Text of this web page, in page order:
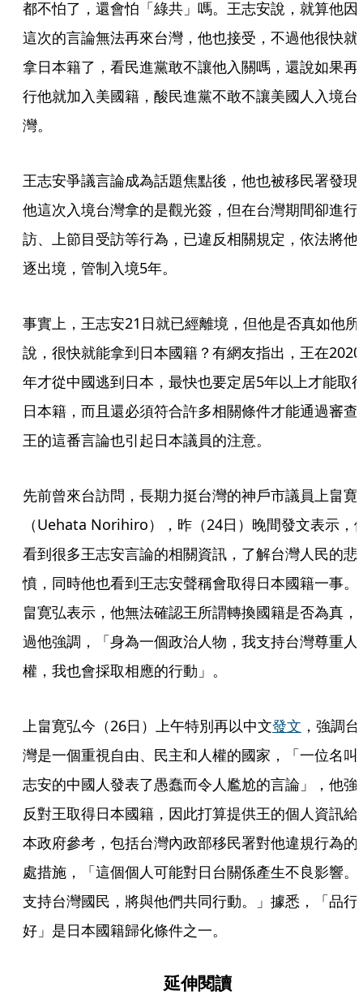
都不怕了，還會怕「綠共」嗎。王志安說，就算他因
這次的言論無法再來台灣，他也接受，不過他很快就
拿日本籍了，看民進黨敢不讓他入關嗎，還說如果再
行他就加入美國籍，酸民進黨不敢不讓美國人入境台
灣。
王志安爭議言論成為話題焦點後，他也被移民署發現
他這次入境台灣拿的是觀光簽，但在台灣期間卻進行
訪、上節目受訪等行為，已違反相關規定，依法將他
逐出境，管制入境5年。
事實上，王志安21日就已經離境，但他是否真如他所
說，很快就能拿到日本國籍？有網友指出，王在2020
年才從中國逃到日本，最快也要定居5年以上才能取
日本籍，而且還必須符合許多相關條件才能通過審查
王的這番言論也引起日本議員的注意。
先前曾來台訪問，長期力挺台灣的神戶市議員上畠寛
（Uehata Norihiro），昨（24日）晚間發文表示，
看到很多王志安言論的相關資訊，了解台灣人民的悲
憤，同時他也看到王志安聲稱會取得日本國籍一事。
畠寛弘表示，他無法確認王所謂轉換國籍是否為真，
過他強調，「身為一個政治人物，我支持台灣尊重人
權，我也會採取相應的行動」。
上畠寛弘今（26日）上午特別再以中文發文 ，強調台
灣是一個重視自由、民主和人權的國家，「一位名叫
志安的中國人發表了愚蠢而令人尷尬的言論」，他強
反對王取得日本國籍，因此打算提供王的個人資訊給
本政府參考，包括台灣內政部移民署對他違規行為的
處措施，「這個個人可能對日台關係產生不良影響。
支持台灣國民，將與他們共同行動。」據悉，「品行
好」是日本國籍歸化條件之一。
延伸閱讀